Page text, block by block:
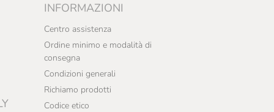
INFORMAZIONI
Centro assistenza
Ordine minimo e modalità di
consegna
Condizioni generali
Richiamo prodotti
Codice etico